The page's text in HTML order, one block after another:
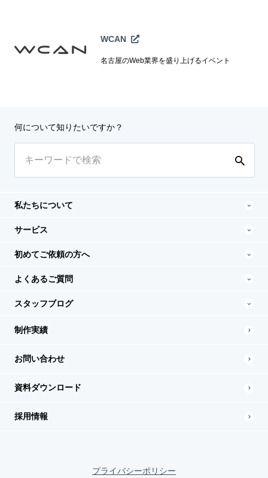
WCAN
名古屋のWeb業界を盛り上げるイベント
何について知りたいですか？
私たちについて
サービス
初めてご依頼の方へ
よくあるご質問
スタッフブログ
制作実績
お問い合わせ
資料ダウンロード
採用情報
プライバシーポリシー